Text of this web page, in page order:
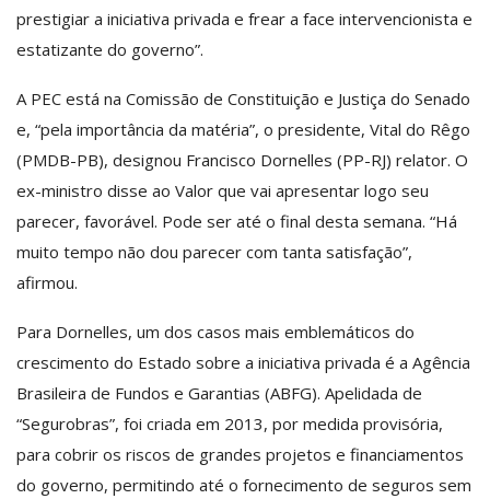
prestigiar a iniciativa privada e frear a face intervencionista e
estatizante do governo”.
A PEC está na Comissão de Constituição e Justiça do Senado
e, “pela importância da matéria”, o presidente, Vital do Rêgo
(PMDB-PB), designou Francisco Dornelles (PP-RJ) relator. O
ex-ministro disse ao Valor que vai apresentar logo seu
parecer, favorável. Pode ser até o final desta semana. “Há
muito tempo não dou parecer com tanta satisfação”,
afirmou.
Para Dornelles, um dos casos mais emblemáticos do
crescimento do Estado sobre a iniciativa privada é a Agência
Brasileira de Fundos e Garantias (ABFG). Apelidada de
“Segurobras”, foi criada em 2013, por medida provisória,
para cobrir os riscos de grandes projetos e financiamentos
do governo, permitindo até o fornecimento de seguros sem